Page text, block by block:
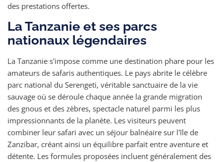
des prestations offertes.
La Tanzanie et ses parcs
nationaux légendaires
La Tanzanie s'impose comme une destination phare pour les
amateurs de safaris authentiques. Le pays abrite le célèbre
parc national du Serengeti, véritable sanctuaire de la vie
sauvage où se déroule chaque année la grande migration
des gnous et des zèbres, spectacle naturel parmi les plus
impressionnants de la planète. Les visiteurs peuvent
combiner leur safari avec un séjour balnéaire sur l'île de
Zanzibar, créant ainsi un équilibre parfait entre aventure et
détente. Les formules proposées incluent généralement des